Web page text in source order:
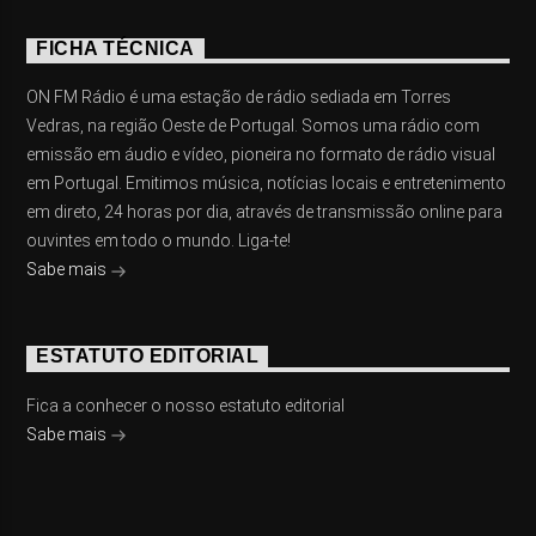
FICHA TÉCNICA
ON FM Rádio é uma estação de rádio sediada em Torres
Vedras, na região Oeste de Portugal. Somos uma rádio com
emissão em áudio e vídeo, pioneira no formato de rádio visual
em Portugal. Emitimos música, notícias locais e entretenimento
em direto, 24 horas por dia, através de transmissão online para
ouvintes em todo o mundo. Liga-te!
Sabe mais
ESTATUTO EDITORIAL
Fica a conhecer o nosso estatuto editorial
Sabe mais